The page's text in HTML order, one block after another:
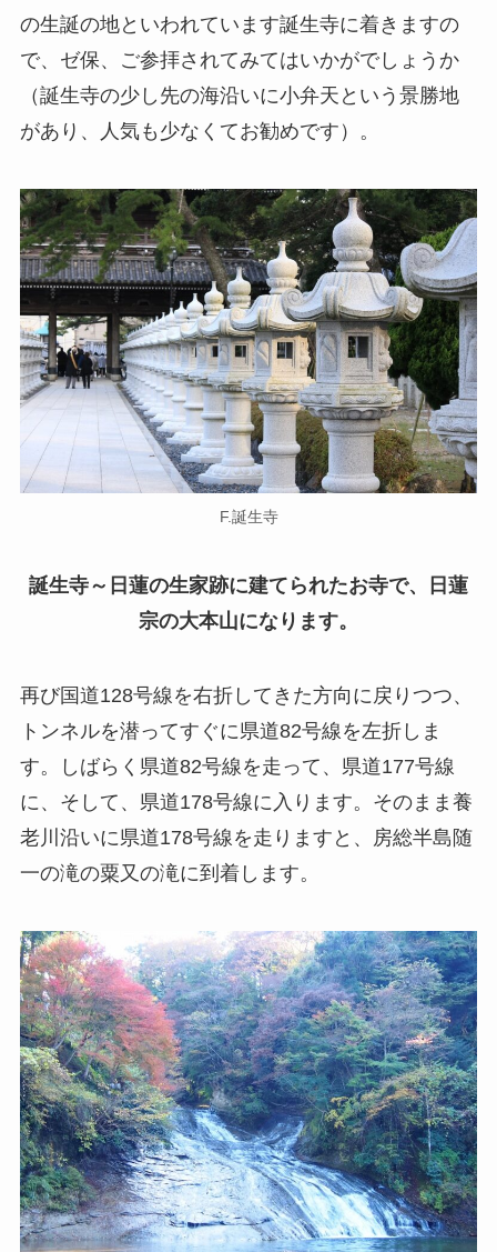
の生誕の地といわれています誕生寺に着きますの
で、ゼ保、ご参拝されてみてはいかがでしょうか
（誕生寺の少し先の海沿いに小弁天という景勝地
があり、人気も少なくてお勧めです）。
F.誕生寺
誕生寺～日蓮の生家跡に建てられたお寺で、日蓮
宗の大本山になります。
再び国道128号線を右折してきた方向に戻りつつ、
トンネルを潜ってすぐに県道82号線を左折しま
す。しばらく県道82号線を走って、県道177号線
に、そして、県道178号線に入ります。そのまま養
老川沿いに県道178号線を走りますと、房総半島随
一の滝の粟又の滝に到着します。